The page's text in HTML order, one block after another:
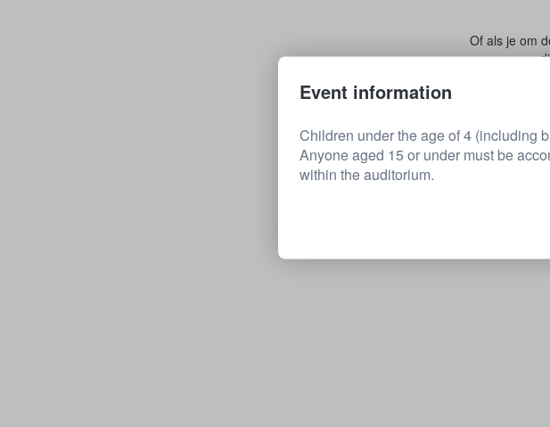
Of als je om
Event information
Children under the age of 4 (including
Anyone aged 15 or under must be
within the auditorium.